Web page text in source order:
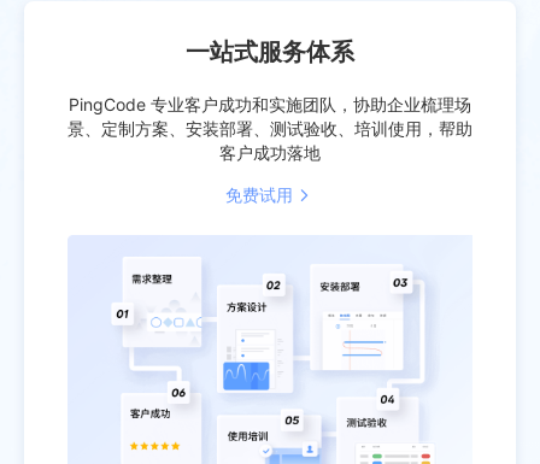
一站式服务体系
PingCode 专业客户成功和实施团队，协助企业梳理场
景、定制方案、安装部署、测试验收、培训使用，帮助
客户成功落地
免费试用